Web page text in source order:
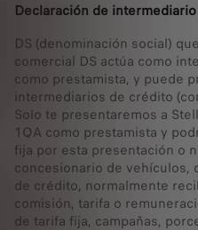
Declaración de
DS (denominación social)
comercial DS actúa como
como prestamista, y puede
intermediarios de crédito
Solo te presentaremos a
1QA como prestamista y
fija por esta presentación o
concesionario de vehículos,
de crédito, normalmente
comisión, tarifa o
de tarifa fija, campañas,